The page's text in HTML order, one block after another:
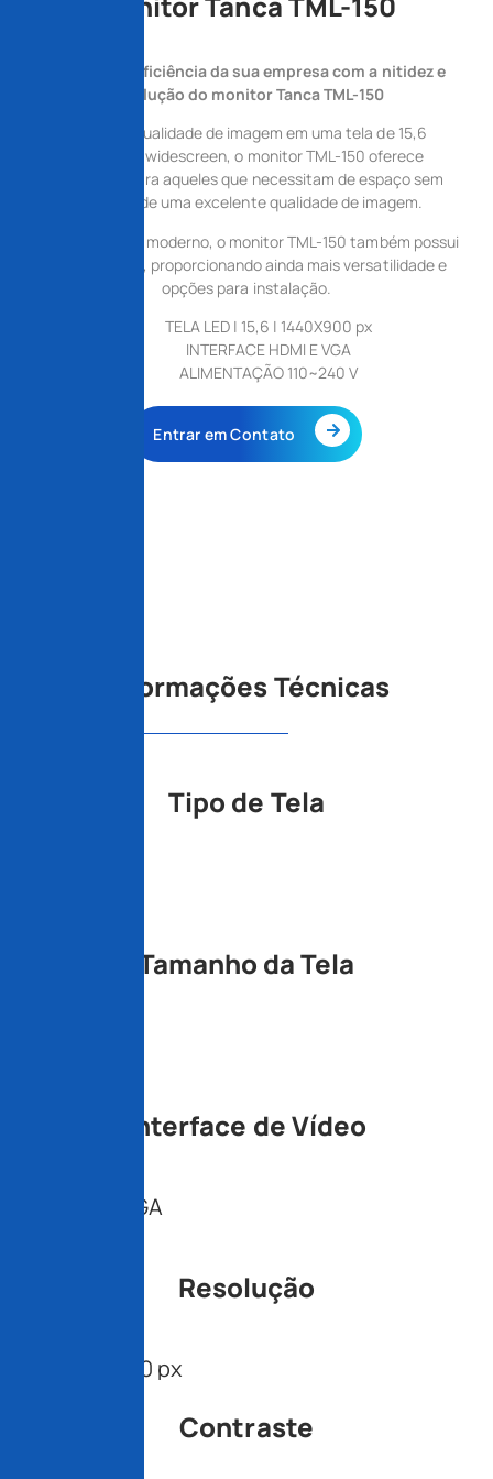
Aprimore a eficiência da sua empresa com a nitideze
resolução do monitor Tanca TML-150
Com alta qualidade de imagem em uma tela de 15,6
polegadas widescreen, o monitor TML-150 oferece
vantagens para aqueles que necessitam de espaço sem
abrir mão de uma excelente qualidade de imagem.
Com um design moderno, o monitor TML-150 também possui
furação VESA, proporcionando ainda mais versatilidade e
opções para instalação.
TELA LED | 15,6 | 1440X900 px
INTERFACE HDMI E VGA
ALIMENTAÇÃO 110~240 V
Entrar em Contato
Informações Técnicas
Tipo de Tela
Tamanho da Tela
Interface de Vídeo
HDMI e VGA
Resolução
1440 x 900 px
Contraste